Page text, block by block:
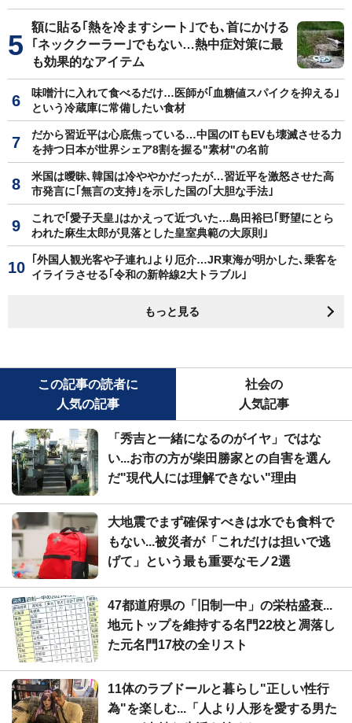
額に貼る｢熱を冷ますシート｣でも､首にかける
｢ネッククーラー｣でもない…熱中症対策に最
も効果的なアイテム
味噌汁に入れて食べるだけ…医師が｢血糖値スパイクを抑える｣
という冷蔵庫に常備したい食材
だから習近平は心底焦っている…中国のITもEVも壊滅させる力
を持つ日本が世界シェア8割を握る"素材"の名前
米国は曖昧､韓国は冷ややかだったが…習近平を激怒させた高
市発言に｢無言の支持｣を示した国の｢大胆な手法｣
これで｢愛子天皇｣はかえって近づいた…島田裕巳｢野望にとら
われた麻生太郎が見落とした皇室典範の大原則｣
｢外国人観光客や子連れ｣より厄介…JR東海が明かした､乗客を
イライラさせる｢令和の新幹線2大トラブル｣
もっと見る
この記事の読者に
人気の記事
社会の
人気記事
「秀吉と一緒になるのがイヤ」ではな
い...お市の方が柴田勝家との自害を選ん
だ"現代人には理解できない"理由
大地震でまず確保すべきは水でも食料で
もない...被災者が「これだけは担いで逃
げて」という最も重要なモノ2選
47都道府県の「旧制一中」の栄枯盛衰...
地元トップを維持する名門22校と凋落し
た元名門17校の全リスト
11体のラブドールと暮らし"正しい性行
為"を楽しむ...「人より人形を愛する男た